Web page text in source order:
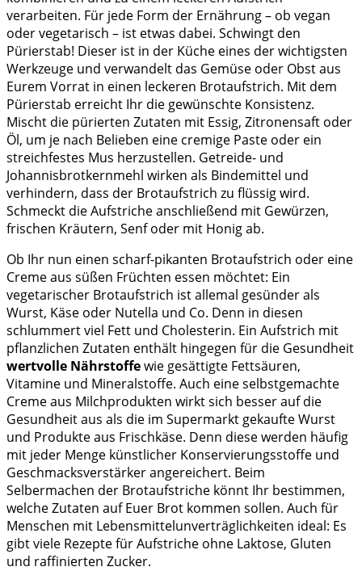
verarbeiten. Für jede Form der Ernährung – ob vegan
oder vegetarisch – ist etwas dabei. Schwingt den
Pürierstab! Dieser ist in der Küche eines der wichtigsten
Werkzeuge und verwandelt das Gemüse oder Obst aus
Eurem Vorrat in einen leckeren Brotaufstrich. Mit dem
Pürierstab erreicht Ihr die gewünschte Konsistenz.
Mischt die pürierten Zutaten mit Essig, Zitronensaft oder
Öl, um je nach Belieben eine cremige Paste oder ein
streichfestes Mus herzustellen. Getreide- und
Johannisbrotkernmehl wirken als Bindemittel und
verhindern, dass der Brotaufstrich zu flüssig wird.
Schmeckt die Aufstriche anschließend mit Gewürzen,
frischen Kräutern, Senf oder mit Honig ab.
Ob Ihr nun einen scharf-pikanten Brotaufstrich oder eine
Creme aus süßen Früchten essen möchtet: Ein
vegetarischer Brotaufstrich ist allemal gesünder als
Wurst, Käse oder Nutella und Co. Denn in diesen
schlummert viel Fett und Cholesterin. Ein Aufstrich mit
pflanzlichen Zutaten enthält hingegen für die Gesundheit
wertvolle Nährstoffewie gesättigte Fettsäuren,
Vitamine und Mineralstoffe. Auch eine selbstgemachte
Creme aus Milchprodukten wirkt sich besser auf die
Gesundheit aus als die im Supermarkt gekaufte Wurst
und Produkte aus Frischkäse. Denn diese werden häufig
mit jeder Menge künstlicher Konservierungsstoffe und
Geschmacksverstärker angereichert. Beim
Selbermachen der Brotaufstriche könnt Ihr bestimmen,
welche Zutaten auf Euer Brot kommen sollen. Auch für
Menschen mit Lebensmittelunverträglichkeiten ideal: Es
gibt viele Rezepte für Aufstriche ohne Laktose, Gluten
und raffinierten Zucker.